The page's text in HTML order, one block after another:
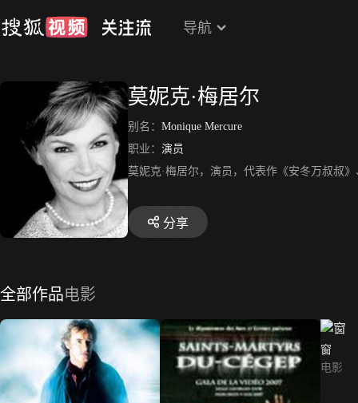
导航
莫妮克·梅居尔
别名： Monique Mercure
职业： 演员
莫妮克·梅居尔，演员，代表作《安冬万叔叔
分享
全部作品电影
窗
电影